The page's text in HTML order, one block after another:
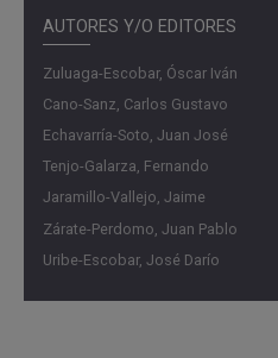
AUTORES Y/O EDITORES
Zuluaga-Escobar, Óscar Iván
Cano-Sanz, Carlos Gustavo
Echavarría-Soto, Juan José
Tenjo-Galarza, Fernando
Jaramillo-Vallejo, Jaime
Zárate-Perdomo, Juan Pablo
Uribe-Escobar, José Darío